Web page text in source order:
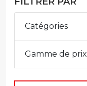
Catégories
Gamme de prix